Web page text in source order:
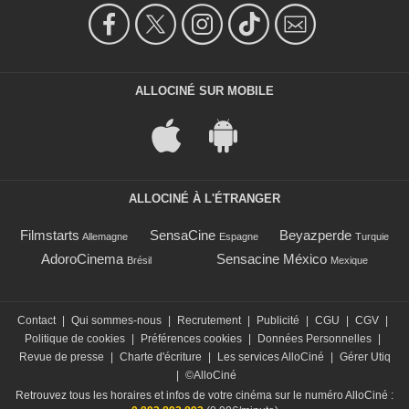
ALLOCINÉ SUR MOBILE
ALLOCINÉ À L'ÉTRANGER
Filmstarts Allemagne SensaCine Espagne Beyazperde Turquie
AdoroCinema Brésil Sensacine México Mexique
Contact Qui sommes-nous Recrutement Publicité CGU CGV
Politique de cookies
Préférences cookies Données Personnelles
Revue de presse
Charte d'écriture Les services AlloCiné
Gérer Utiq
©AlloCiné
Retrouvez tous les horaires et infos de votre cinéma sur le numéro AlloCiné :